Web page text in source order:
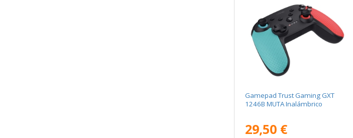
Gamepad Trust Gaming GXT
1246B MUTA Inalámbrico
29,50 €